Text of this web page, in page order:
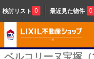
検討リスト 0 最近見た物件 0
ベルコリーヌ宝塚（